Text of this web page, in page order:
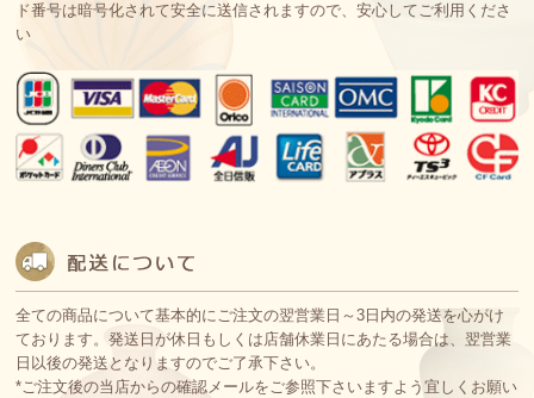
ド番号は暗号化されて安全に送信されますので、安心してご利用くださ
い
全ての商品について基本的にご注文の翌営業日～3日内の発送を心がけ
ております。発送日が休日もしくは店舗休業日にあたる場合は、翌営業
日以後の発送となりますのでご了承下さい。
*ご注文後の当店からの確認メールをご参照下さいますよう宜しくお願い